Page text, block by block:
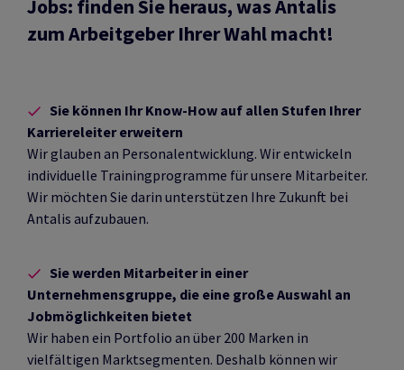
Jobs: finden Sie heraus, was Antalis
zum Arbeitgeber Ihrer Wahl macht!
Sie können Ihr Know-How auf allen Stufen Ihrer
Karriereleiter erweitern
Wir glauben an Personalentwicklung. Wir entwickeln
individuelle Trainingprogramme für unsere Mitarbeiter.
Wir möchten Sie darin unterstützen Ihre Zukunft bei
Antalis aufzubauen.
Sie werden Mitarbeiter in einer
Unternehmensgruppe, die eine große Auswahl an
Jobmöglichkeiten bietet
Wir haben ein Portfolio an über 200 Marken in
vielfältigen Marktsegmenten. Deshalb können wir